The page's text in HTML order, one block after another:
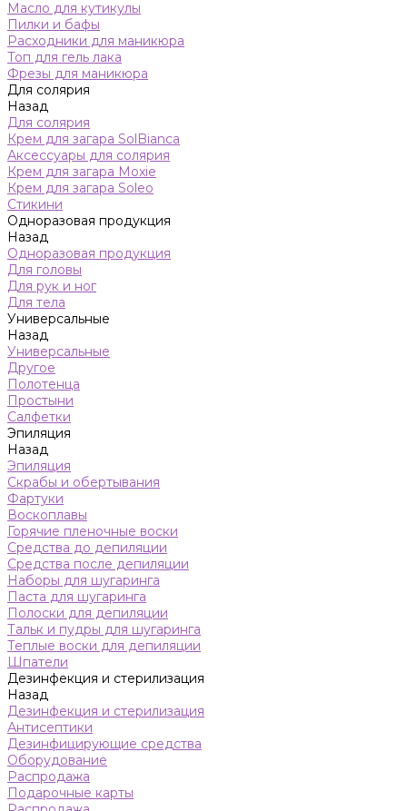
Масло для кутикулы
Пилки и бафы
Расходники для маникюра
Топ для гель лака
Фрезы для маникюра
Для солярия
Назад
Для солярия
Крем для загара SolBianca
Аксессуары для солярия
Крем для загара Moxie
Крем для загара Soleo
Стикини
Одноразовая продукция
Назад
Одноразовая продукция
Для головы
Для рук и ног
Для тела
Универсальные
Назад
Универсальные
Другое
Полотенца
Простыни
Салфетки
Эпиляция
Назад
Эпиляция
Скрабы и обертывания
Фартуки
Воскоплавы
Горячие пленочные воски
Средства до депиляции
Средства после депиляции
Наборы для шугаринга
Паста для шугаринга
Полоски для депиляции
Тальк и пудры для шугаринга
Теплые воски для депиляции
Шпатели
Дезинфекция и стерилизация
Назад
Дезинфекция и стерилизация
Антисептики
Дезинфицирующие средства
Оборудование
Распродажа
Подарочные карты